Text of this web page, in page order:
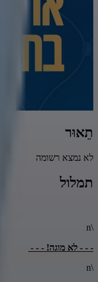
תֵאוּר
לא נמצא רשומה
תמלול
\n
- - - לא מוגה! - - -
\n